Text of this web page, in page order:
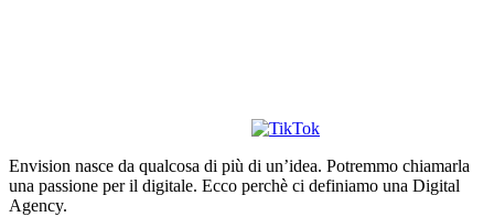
Envision nasce da qualcosa di più di un’idea. Potremmo chiamarla
una passione per il digitale. Ecco perchè ci definiamo una Digital
Agency.